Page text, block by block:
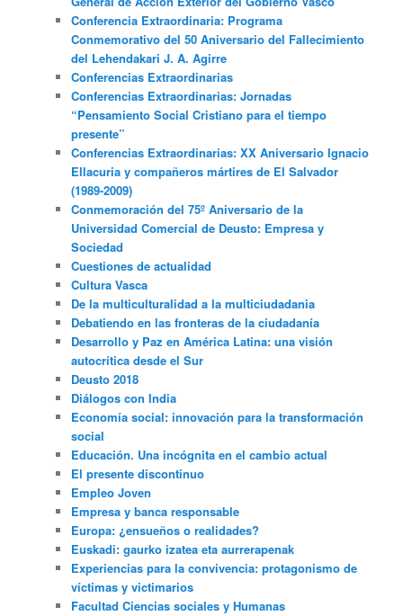
Conferencia Extraordinaria: Programa
Conmemorativo del 50 Aniversario del Fallecimiento
del Lehendakari J. A. Agirre
Conferencias Extraordinarias
Conferencias Extraordinarias: Jornadas
“Pensamiento Social Cristiano para el tiempo
presente”
Conferencias Extraordinarias: XX Aniversario Ignacio
Ellacuria y compañeros mártires de El Salvador
(1989-2009)
Conmemoración del 75º Aniversario de la
Universidad Comercial de Deusto: Empresa y
Sociedad
Cuestiones de actualidad
Cultura Vasca
De la multiculturalidad a la multiciudadania
Debatiendo en las fronteras de la ciudadanía
Desarrollo y Paz en América Latina: una visión
autocrítica desde el Sur
Deusto 2018
Diálogos con India
Economía social: innovación para la transformación
social
Educación. Una incógnita en el cambio actual
El presente discontinuo
Empleo Joven
Empresa y banca responsable
Europa: ¿ensueños o realidades?
Euskadi: gaurko izatea eta aurrerapenak
Experiencias para la convivencia: protagonismo de
víctimas y victimarios
Facultad Ciencias sociales y Humanas